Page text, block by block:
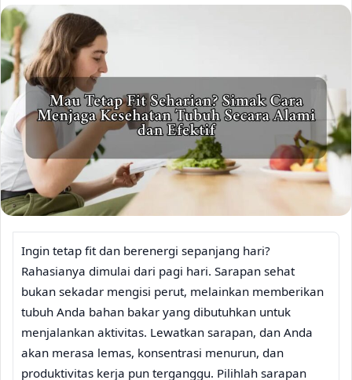
Ingin tetap fit dan berenergi sepanjang hari?
Rahasianya dimulai dari pagi hari. Sarapan sehat
bukan sekadar mengisi perut, melainkan memberikan
tubuh Anda bahan bakar yang dibutuhkan untuk
menjalankan aktivitas. Lewatkan sarapan, dan Anda
akan merasa lemas, konsentrasi menurun, dan
produktivitas kerja pun terganggu. Pilihlah sarapan